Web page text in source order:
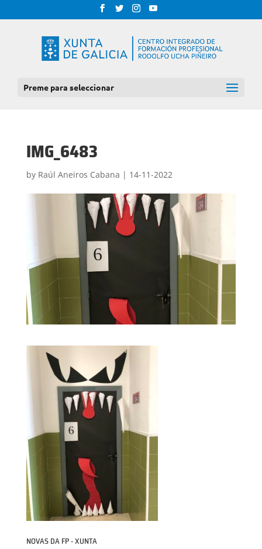
Preme para seleccionar
IMG_6483
by Raúl Aneiros Cabana | 14-11-2022
NOVAS DA FP - XUNTA